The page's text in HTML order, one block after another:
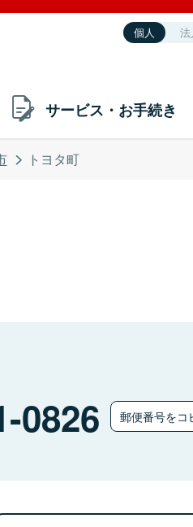
個人 法
サービス・お手続き
トヨタ町
0826 郵便番号をコ